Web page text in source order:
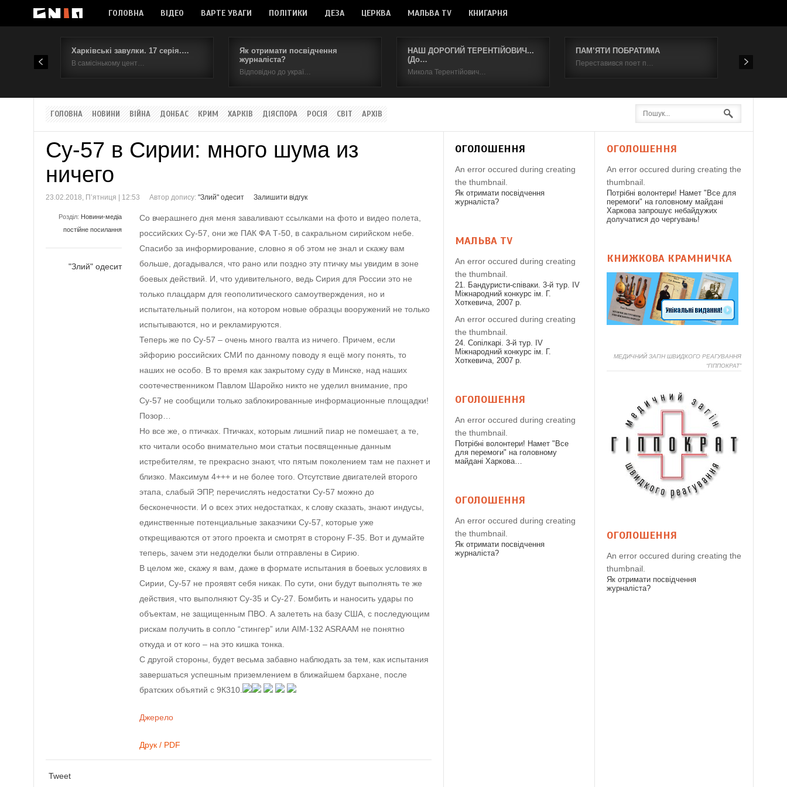
ГОЛОВНА ВІДЕО ВАРТЕ УВАГИ ПОЛІТИКИ ДЕЗА ЦЕРКВА МАЛЬВА TV КНИГАРНЯ
Харківські завулки. 17 серія.…
В самісінькому цент…
Як отримати посвідчення
журналіста?
Відповідно до украї…
НАШ ДОРОГИЙ ТЕРЕНТІЙОВИЧ...
(До…
Микола Терентійович…
ПАМ’ЯТИ ПОБРАТИМА
Переставився поет п… 19 червня
ГОЛОВНА НОВИНИ ВІЙНА ДОНБАС КРИМ ХАРКІВ ДІЯСПОРА РОСІЯ СВІТ АРХІВ
Су-57 в Сирии: много шума из
ничего
23.02.2018, П’ятниця | 12:53 Автор допису: "Злий" одесит Залишити відгук
Розділ: Новини-медіа
постійне посилання
"Злий" одесит
Со вчерашнего дня меня заваливают ссылками на фото и видео полета,
российских Су-57, они же ПАК ФА Т-50, в сакральном сирийском небе.
Спасибо за информирование, словно я об этом не знал и скажу вам
больше, догадывался, что рано или поздно эту птичку мы увидим в зоне
боевых действий. И, что удивительного, ведь Сирия для России это не
только плацдарм для геополитического самоутверждения, но и
испытательный полигон, на котором новые образцы вооружений не только
испытываются, но и рекламируются.
Теперь же по Су-57 – очень много гвалта из ничего. Причем, если
эйфорию российских СМИ по данному поводу я ещё могу понять, то
наших не особо. В то время как закрытому суду в Минске, над наших
соотечественником Павлом Шаройко никто не уделил внимание, про
Су-57 не сообщили только заблокированные информационные площадки!
Позор…
Но все же, о птичках. Птичках, которым лишний пиар не помешает, а те,
кто читали особо внимательно мои статьи посвященные данным
истребителям, те прекрасно знают, что пятым поколением там не пахнет и
близко. Максимум 4+++ и не более того. Отсутствие двигателей второго
этапа, слабый ЭПР, перечислять недостатки Су-57 можно до
бесконечности. И о всех этих недостатках, к слову сказать, знают индусы,
единственные потенциальные заказчики Су-57, которые уже
открещиваются от этого проекта и смотрят в сторону F-35. Вот и думайте
теперь, зачем эти недоделки были отправлены в Сирию.
В целом же, скажу я вам, даже в формате испытания в боевых условиях в
Сирии, Су-57 не проявят себя никак. По сути, они будут выполнять те же
действия, что выполняют Су-35 и Су-27. Бомбить и наносить удары по
объектам, не защищенным ПВО. А залететь на базу США, с последующим
рискам получить в сопло “стингер” или AIM-132 ASRAAM не понятно
откуда и от кого – на это кишка тонка.
С другой стороны, будет весьма забавно наблюдать за тем, как испытания
завершаться успешным приземлением в ближайшем бархане, после
братских объятий с 9К310.
Джерело
Друк / PDF
Tweet
ОГОЛОШЕННЯ
An error occured during creating
the thumbnail.
Як отримати посвідчення
журналіста?
МАЛЬВА TV
An error occured during creating
the thumbnail.
21. Бандуристи-співаки. 3-й тур. IV
Міжнародний конкурс ім. Г.
Хоткевича, 2007 р.
An error occured during creating
the thumbnail.
24. Сопілкарі. 3-й тур. IV
Міжнародний конкурс ім. Г.
Хоткевича, 2007 р.
ОГОЛОШЕННЯ
An error occured during creating
the thumbnail.
Потрібні волонтери! Намет "Все
для перемоги" на головному
майдані Харкова…
ОГОЛОШЕННЯ
An error occured during creating
the thumbnail.
Як отримати посвідчення
журналіста?
ОГОЛОШЕННЯ
An error occured during creating the
thumbnail.
Потрібні волонтери! Намет "Все для
перемоги" на головному майдані
Харкова запрошує небайдужих
долучатися до чергувань!
КНИЖКОВА КРАМНИЧКА
МЕДИЧНИЙ ЗАГІН ШВИДКОГО РЕАГУВАННЯ
“ГІППОКРАТ”
ОГОЛОШЕННЯ
An error occured during creating the
thumbnail.
Як отримати посвідчення
журналіста?